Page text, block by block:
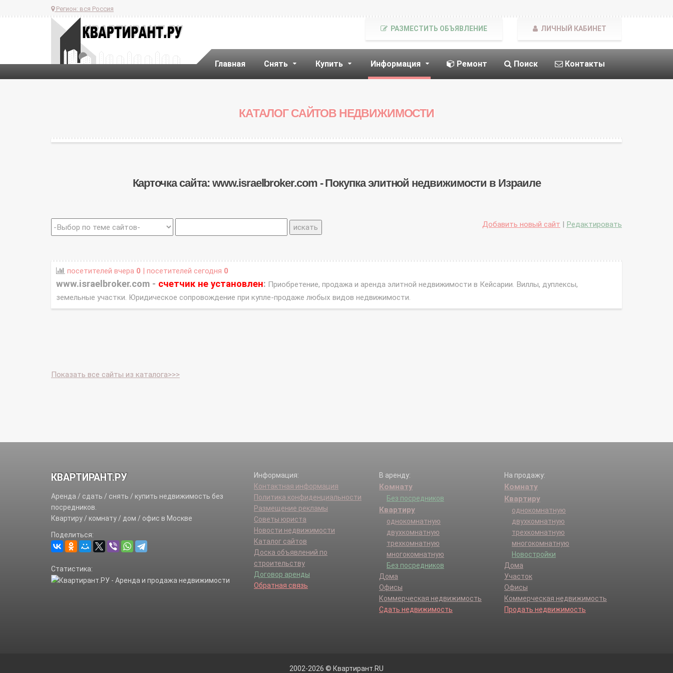
Регион: вся Россия
Главная Снять Купить Информация Ремонт Поиск Контакты
РАЗМЕСТИТЬ ОБЪЯВЛЕНИЕ ЛИЧНЫЙ КАБИНЕТ
КАТАЛОГ САЙТОВ НЕДВИЖИМОСТИ
Карточка сайта: www.israelbroker.com - Покупка элитной недвижимости в Израиле
Добавить новый сайт | Редактировать
посетителей вчера 0 | посетителей сегодня 0
www.israelbroker.com - счетчик не установлен: Приобретение, продажа и аренда элитной недвижимости в Кейсарии. Виллы, дуплексы,
земельные участки. Юридическое сопровождение при купле-продаже любых видов недвижимости.
Показать все сайты из каталога>>>
КВАРТИРАНТ.РУ
Аренда / сдать / снять / купить недвижимость без
посредников.
Квартиру / комнату / дом / офис в Москве
Поделиться:
Статистика:
Информация:
Контактная информация
Политика конфиденциальности
Размещение рекламы
Советы юриста
Новости недвижимости
Каталог сайтов
Доска объявлений по
строительству
Договор аренды
Обратная связь
В аренду:
Комнату
Без посредников
Квартиру
однокомнатную
двухкомнатную
трехкомнатную
многокомнатную
Без посредников
Дома
Офисы
Коммерческая недвижимость
Сдать недвижимость
На продажу:
Комнату
Квартиру
однокомнатную
двухкомнатную
трехкомнатную
многокомнатную
Новостройки
Дома
Участок
Офисы
Коммерческая недвижимость
Продать недвижимость
2002-2026 © Квартирант.RU